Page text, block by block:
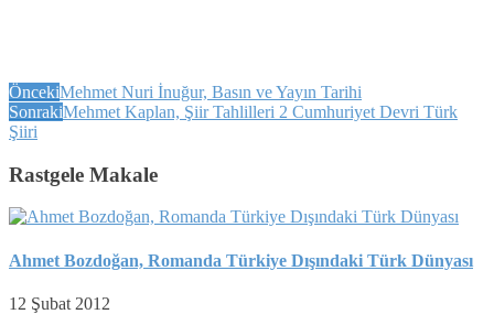
ÖncekiMehmet Nuri İnuğur, Basın ve Yayın Tarihi
SonrakiMehmet Kaplan, Şiir Tahlilleri 2 Cumhuriyet Devri Türk
Şiiri
Rastgele Makale
Ahmet Bozdoğan, Romanda Türkiye Dışındaki Türk Dünyası
12 Şubat 2012